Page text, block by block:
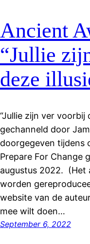
Ancient
“Jullie
deze
“Jullie zijn ver voorbij
gechanneld door
doorgegeven tijdens
Prepare For Change
augustus 2022. (Het
worden
website van de
mee wilt doen…
September 6, 2022